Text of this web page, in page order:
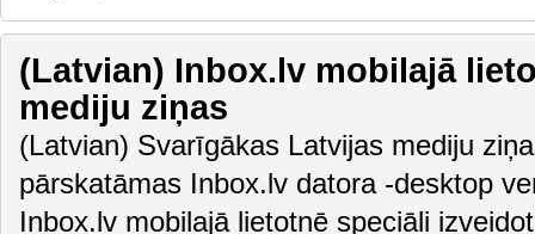
(Latvian) Inbox.lv mobilajā
mediju ziņas
(Latvian) Svarīgākas Latvijas mediju
pārskatāmas Inbox.lv datora -desktop
Inbox.lv mobilajā lietotnē speciāli